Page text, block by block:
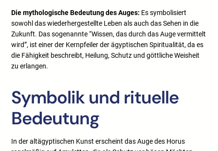
Die mythologische Bedeutung des Auges: Es symbolisiert
sowohl das wiederhergestellte Leben als auch das Sehen in die
Zukunft. Das sogenannte “Wissen, das durch das Auge vermittelt
wird”, ist einer der Kernpfeiler der ägyptischen Spiritualität, da es
die Fähigkeit beschreibt, Heilung, Schutz und göttliche Weisheit
zu erlangen.
Symbolik und rituelle
Bedeutung
In der altägyptischen Kunst erscheint das Auge des Horus